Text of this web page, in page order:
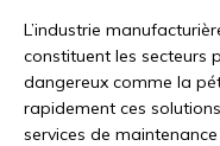
L’industrie
constituent les secteurs
dangereux comme la
rapidement ces
services de